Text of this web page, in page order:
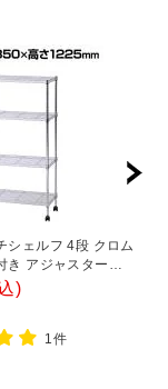
シェルフ 4段 クロム
き アジャスター付
ルフ 収納棚 オフィ
アイデア次第 幅
高さ1225mm
)
1件